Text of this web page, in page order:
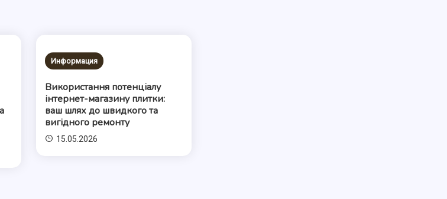
Информация
Використання потенціалу
інтернет-магазину плитки:
ваш шлях до швидкого та
вигідного ремонту
15.05.2026